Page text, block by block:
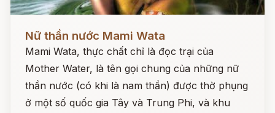
Nữ thần nước Mami Wata
Mami Wata, thực chất chỉ là đọc trại của
Mother Water, là tên gọi chung của những nữ
thần nước (có khi là nam thần) được thờ phụng
ở một số quốc gia Tây và Trung Phi, và khu